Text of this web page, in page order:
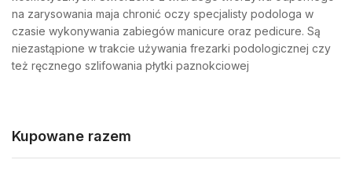
na zarysowania maja chronić oczy specjalisty podologa w
czasie wykonywania zabiegów manicure oraz pedicure. Są
niezastąpione w trakcie używania frezarki podologicznej czy
też ręcznego szlifowania płytki paznokciowej
Kupowane razem